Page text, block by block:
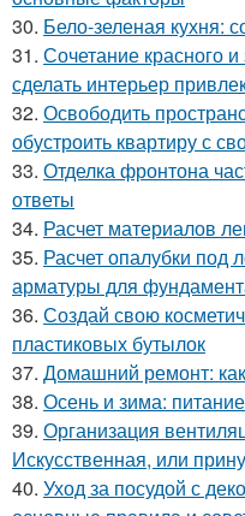
30. Бело-зеленая кухня:
31. Сочетание красного и
сделать интерьер
32. Освободить
обустроить квартиру с
33. Отделка фронтона
ответы
34. Расчет материалов
35. Расчет опалубки под
арматуры для
36. Создай свою
пластиковых бутылок
37. Домашний ремонт:
38. Осень и зима:
39. Организация
Искусственная, или
40. Уход за посудой с